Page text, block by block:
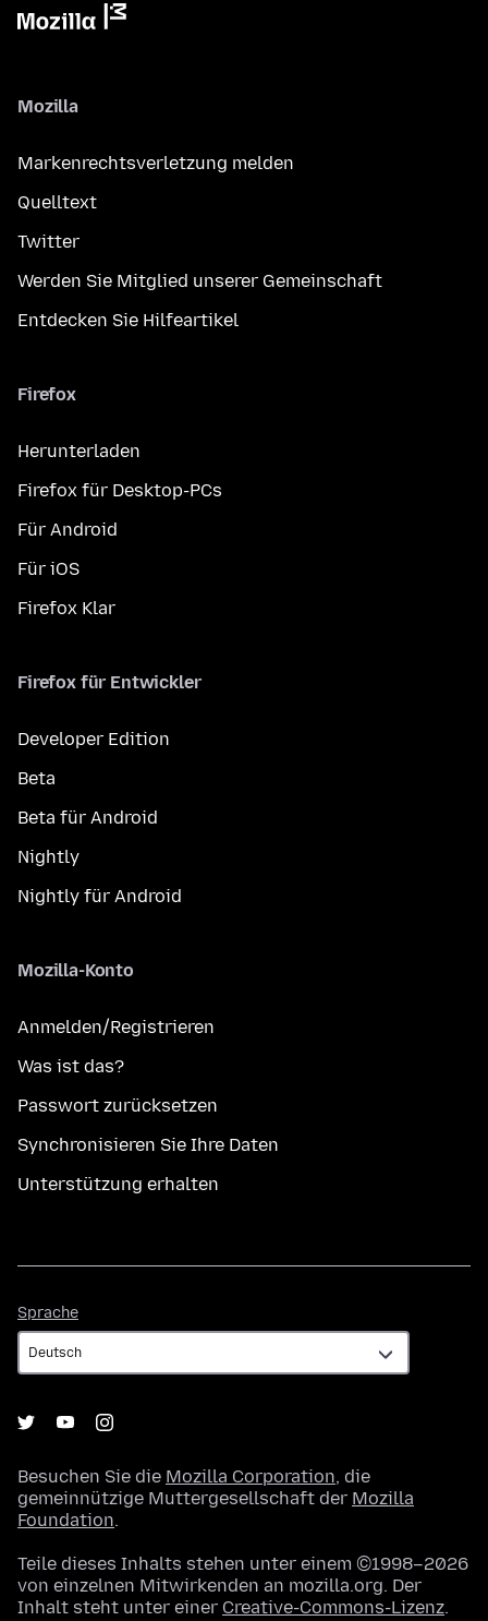
Mozilla
Markenrechtsverletzung melden
Quelltext
Twitter
Werden Sie Mitglied unserer Gemeinschaft
Entdecken Sie Hilfeartikel
Firefox
Herunterladen
Firefox für Desktop-PCs
Für Android
Für iOS
Firefox Klar
Firefox für Entwickler
Developer Edition
Beta
Beta für Android
Nightly
Nightly für Android
Mozilla-Konto
Anmelden/Registrieren
Was ist das?
Passwort zurücksetzen
Synchronisieren Sie Ihre Daten
Unterstützung erhalten
Sprache
Besuchen Sie die Mozilla Corporation, die
gemeinnützige Muttergesellschaft der Mozilla
Foundation.
Teile dieses Inhalts stehen unter einem ©1998–2026
von einzelnen Mitwirkenden an mozilla.org. Der
Inhalt steht unter einer Creative-Commons-Lizenz.